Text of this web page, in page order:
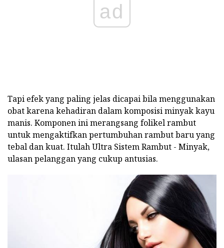
ad
Tapi efek yang paling jelas dicapai bila menggunakan
obat karena kehadiran dalam komposisi minyak kayu
manis. Komponen ini merangsang folikel rambut
untuk mengaktifkan pertumbuhan rambut baru yang
tebal dan kuat. Itulah Ultra Sistem Rambut - Minyak,
ulasan pelanggan yang cukup antusias.